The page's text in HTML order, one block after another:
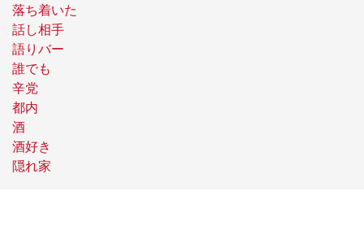
落ち着いた
話し相手
語りバー
誰でも
辛党
都内
酒
酒好き
隠れ家